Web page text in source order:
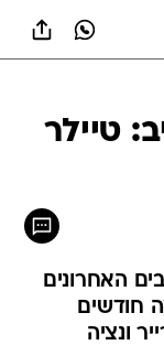
טיילר
האחרונים
חודשים
ונציה